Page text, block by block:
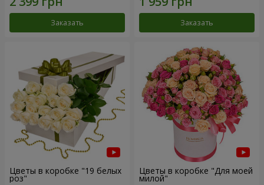
Заказать Заказать
Цветы в коробке "19 белых
роз"
Цветы в коробке "Для моей
милой"